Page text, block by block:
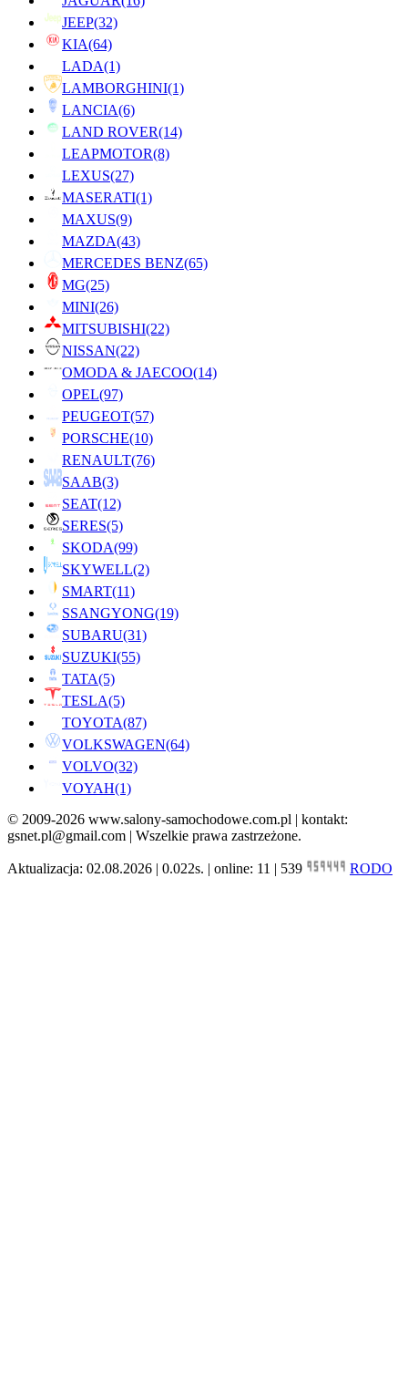
JEEP(32)
KIA(64)
LADA(1)
LAMBORGHINI(1)
LANCIA(6)
LAND ROVER(14)
LEAPMOTOR(8)
LEXUS(27)
MASERATI(1)
MAXUS(9)
MAZDA(43)
MERCEDES BENZ(65)
MG(25)
MINI(26)
MITSUBISHI(22)
NISSAN(22)
OMODA & JAECOO(14)
OPEL(97)
PEUGEOT(57)
PORSCHE(10)
RENAULT(76)
SAAB(3)
SEAT(12)
SERES(5)
SKODA(99)
SKYWELL(2)
SMART(11)
SSANGYONG(19)
SUBARU(31)
SUZUKI(55)
TATA(5)
TESLA(5)
TOYOTA(87)
VOLKSWAGEN(64)
VOLVO(32)
VOYAH(1)
© 2009-2026 www.salony-samochodowe.com.pl | kontakt:
gsnet.pl@gmail.com | Wszelkie prawa zastrzeżone.
Aktualizacja: 02.08.2026 | 0.022s. | online: 11 | 539 RODO